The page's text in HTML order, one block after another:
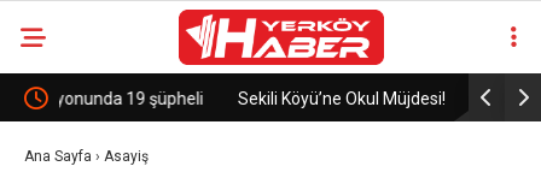
Sekili Köyü’ne Okul Müjdesi! 29 Yıllık
Ana Sayfa › Asayiş